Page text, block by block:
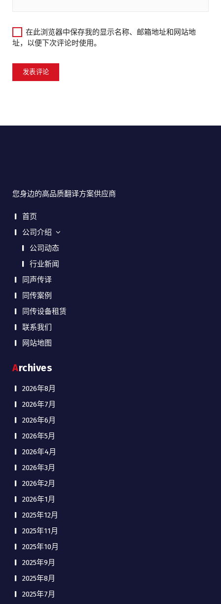
在此浏览器中保存我的显示名称、邮箱地址和网站地
址，以便下次评论时使用。
您身边的高品质翻译方案供应商
首页
公司介绍
公司动态
行业新闻
同声传译
同传案例
同传设备租赁
联系我们
网站地图
Archives
2026年8月
2026年7月
2026年6月
2026年5月
2026年4月
2026年3月
2026年2月
2026年1月
2025年12月
2025年11月
2025年10月
2025年9月
2025年8月
2025年7月